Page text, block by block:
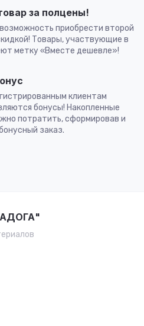
за полцены!
приобрести второй
Товары, участвующие в
метку «Вместе дешевле»!
клиентам
бонусы! Накопленные
потратить, сформировав и
заказ.